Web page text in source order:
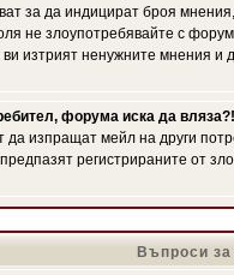
за да индицират броя
не злоупотребявайте с
изтрият ненужните мнения и
форума иска да вляза?!
изпращат мейл на други
регистрираните от
Въпроси